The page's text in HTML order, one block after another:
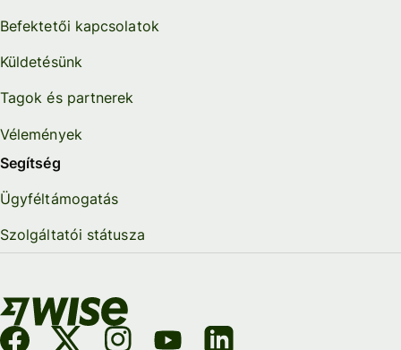
Befektetői kapcsolatok
Küldetésünk
Tagok és partnerek
Vélemények
Segítség
Ügyféltámogatás
Szolgáltatói státusza